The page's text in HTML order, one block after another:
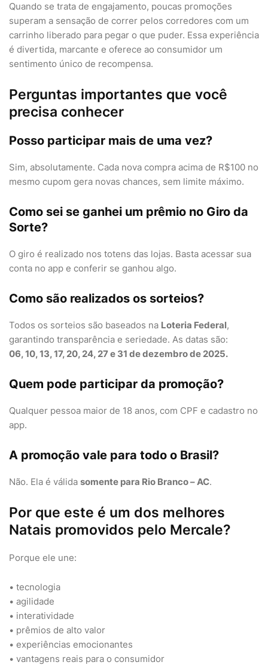
Quando se trata de engajamento, poucas promoções
superam a sensação de correr pelos corredores com um
carrinho liberado para pegar o que puder. Essa experiência
é divertida, marcante e oferece ao consumidor um
sentimento único de recompensa.
Perguntas importantes que você
precisa conhecer
Posso participar mais de uma vez?
Sim, absolutamente. Cada nova compra acima de R$100 no
mesmo cupom gera novas chances, sem limite máximo.
Como sei se ganhei um prêmio no Giro da
Sorte?
O giro é realizado nos totens das lojas. Basta acessar sua
conta no app e conferir se ganhou algo.
Como são realizados os sorteios?
Todos os sorteios são baseados na Loteria Federal,
garantindo transparência e seriedade. As datas são:
06, 10, 13, 17, 20, 24, 27 e 31 de dezembro de 2025.
Quem pode participar da promoção?
Qualquer pessoa maior de 18 anos, com CPF e cadastro no
app.
A promoção vale para todo o Brasil?
Não. Ela é válida somente para Rio Branco – AC.
Por que este é um dos melhores
Natais promovidos pelo Mercale?
Porque ele une:
• tecnologia
• agilidade
• interatividade
• prêmios de alto valor
• experiências emocionantes
• vantagens reais para o consumidor